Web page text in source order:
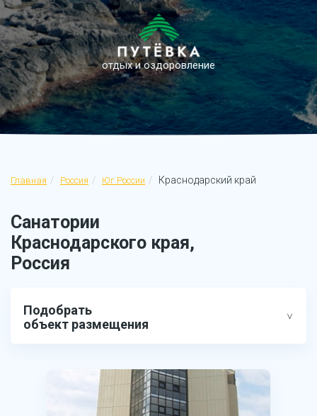
отдых и оздоровление
Главная Россия Юг России Краснодарский край
Санатории
Краснодарского края,
Россия
Подобрать
объект размещения